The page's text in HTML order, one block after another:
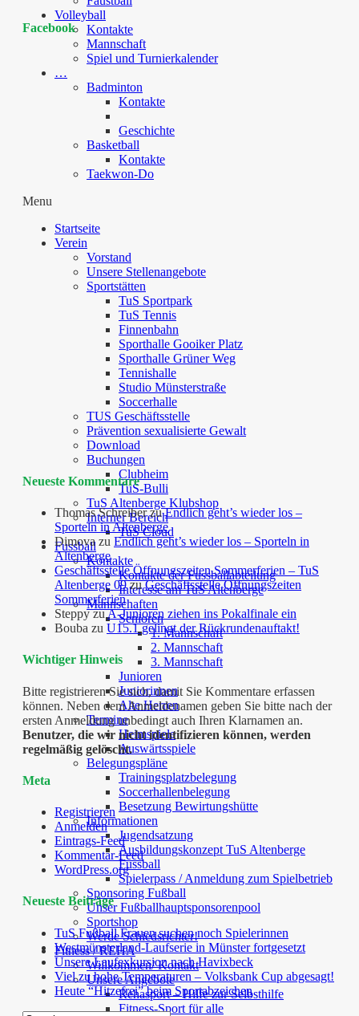
Volleyball
Kontakte
Mannschaft
Spiel und Turnierkalender
…
Badminton
Kontakte
Geschichte
Basketball
Kontakte
Taekwon-Do
Menu
Startseite
Verein
Vorstand
Unsere Stellenangebote
Sportstätten
TuS Sportpark
TuS Tennis
Finnenbahn
Sporthalle Gooiker Platz
Sporthalle Grüner Weg
Tennishalle
Studio Münsterstraße
Soccerhalle
TUS Geschäftsstelle
Prävention sexualisierte Gewalt
Download
Buchungen
Clubheim
TuS-Bulli
TuS Altenberge Klubshop
Interner Bereich
TuS Cloud
Fussball
Kontakte
Kontakte der Fussballabteilung
Interesse am TuS Altenberge
Mannschaften
Senioren
1. Mannschaft
2. Mannschaft
3. Mannschaft
Junioren
Juniorinnen
Alte Herren
Termine
Heimspiele
Auswärtsspiele
Belegungspläne
Trainingsplatzbelegung
Soccerhallenbelegung
Besetzung Bewirtungshütte
Informationen
Jugendsatzung
Ausbildungskonzept TuS Altenberge
Fussball
Spielerpass / Anmeldung zum Spielbetrieb
Sponsoring Fußball
Unser Fußballhauptsponsorenpool
Sportshop
Werde Schiedsrichter!
Fitness / REHA
Willkommen/ Kontakt
Unsere Angebote
Rehasport – Hilfe zur Selbsthilfe
Fitness-Sport für alle
Facebook
Neueste Kommentare
Thomas SchreiberzuEndlich geht’s wieder los –
Sporteln in Altenberge
Dimova zu Endlich geht’s wieder los – Sporteln in
Altenberge
Geschäftsstelle Öffnungszeiten Sommerferien – TuS
Altenberge 09zuGeschäftsstelle Öffnungszeiten
Sommerferien
SteppyzuA-Junioren ziehen ins Pokalfinale ein
Bouba zu U15.1 gelingt der Rückrundenauftakt!
Wichtiger Hinweis
Bitte registrieren Sie sich, damit Sie Kommentare erfassen
können. Neben dem Anmeldenamen geben Sie bitte nach der
ersten Anmeldung unbedingt auch Ihren Klarnamen an.
Benutzer, die wir nicht identifizieren können, werden
regelmäßig gelöscht.
Meta
Registrieren
Anmelden
Eintrags-Feed
Kommentar-Feed
WordPress.org
Neueste Beiträge
TuS Fußball Frauen suchen noch Spielerinnen
Westmünsterland-Laufserie in Münster fortgesetzt
Unsere Laufexkursion nach Havixbeck
Viel zu hohe Temperaturen – Volksbank Cup abgesagt!
Heute “Hitzefrei” beim Sportabzeichen